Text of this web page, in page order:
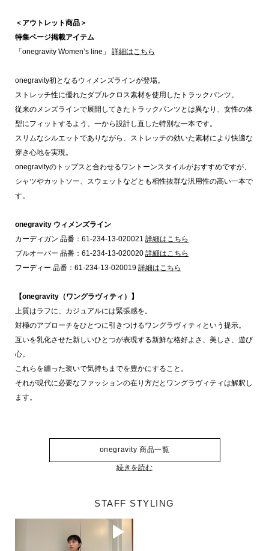
＜アウトレット商品＞
特集ページ掲載アイテム
「onegravity Women’s line」 詳細はこちら
onegravity初となるウィメンズラインが登場。
ストレッチ性に優れたダブルクロス素材を使用したトラックパンツ。
従来のメンズラインで展開してきたトラックパンツとは異なり、女性の体
型にフィットするよう、一から設計し直した特別な一本です。
スリムなシルエットでありながら、ストレッチの効いた素材により快適な
穿き心地を実現。
onegravityのトップスと合わせるワントーンスタイルがおすすめですが、
シャツやカットソー、スウェットなどとも相性抜群な汎用性の高い一本で
す。
onegravity ウィメンズライン
カーディガン 品番：61-234-13-020021 詳細はこちら
プルオーバー 品番：61-234-13-020020 詳細はこちら
フーディー 品番：61-234-13-020019 詳細はこちら
【onegravity（ワングラヴィティ）】
上質はラフに、カジュアルには緊張感を。
対極のアプローチをひとつに引きつけるワングラヴィティという提示。
互いを乳化させた新しいひとつが表現する新鮮な格好よさ、美しさ、遊び
心。
これらを纏った装いで気持ちまでを豊かにすること。
それが現代に必要なファッションの在り方だとワングラヴィティは解釈し
ます。
onegravity 商品一覧
続きを読む
STAFF STYLING